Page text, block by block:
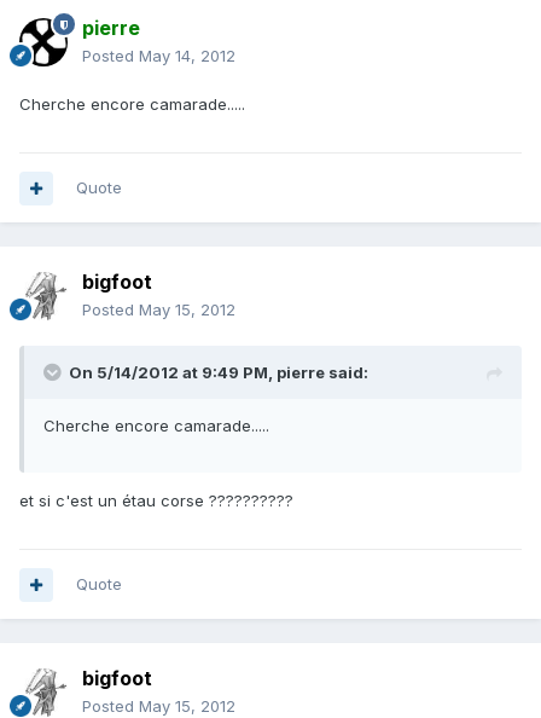
pierre
Posted May 14, 2012
Cherche encore camarade.....
Quote
bigfoot
Posted May 15, 2012
On 5/14/2012 at 9:49 PM, pierre said:
Cherche encore camarade.....
et si c'est un étau corse ??????????
Quote
bigfoot
Posted May 15, 2012